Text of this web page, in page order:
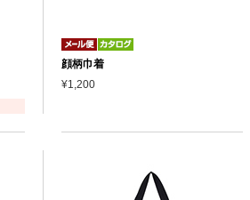
顔柄巾着
¥1,200